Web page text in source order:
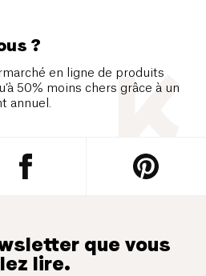
?
en ligne de produits
50% moins chers grâce à un
annuel.
que vous
lire.